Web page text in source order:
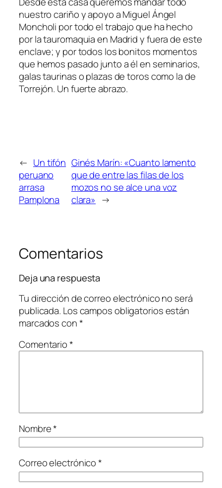
nuestro cariño y apoyo a Miguel Ángel
Moncholi por todo el trabajo que ha hecho
por la tauromaquia en Madrid y fuera de este
enclave; y por todos los bonitos momentos
que hemos pasado junto a él en seminarios,
galas taurinas o plazas de toros como la de
Torrejón. Un fuerte abrazo.
← Un tifón
peruano
arrasa
Pamplona
Ginés Marín: «Cuanto lamento
que de entre las filas de los
mozos no se alce una voz
clara» →
Comentarios
Deja una respuesta
Tu dirección de correo electrónico no será
publicada. Los campos obligatorios están
marcados con*
Comentario*
Nombre*
Correo electrónico*